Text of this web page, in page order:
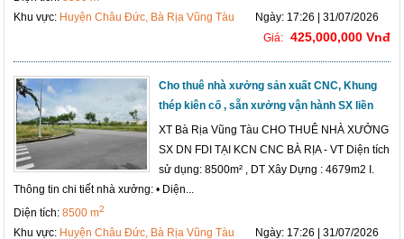
Khu vực: Huyện Châu Đức, Bà Rịa Vũng Tàu
Ngày: 17:26 | 31/07/2026
Giá: 425,000,000 Vnđ
Cho thuê nhà xưởng sản xuất CNC, Khung
thép kiên cố , sẵn xưởng vận hành SX liền
XT Bà Rịa Vũng Tàu CHO THUÊ NHÀ XƯỞNG
SX DN FDI TẠI KCN CNC BÀ RỊA - VT Diện tích
sử dụng: 8500m² , DT Xây Dựng : 4679m2 I.
Thông tin chi tiết nhà xưởng: • Diện...
Diện tích:8500 m2
Khu vực: Huyện Châu Đức, Bà Rịa Vũng Tàu
Ngày: 17:26 | 31/07/2026